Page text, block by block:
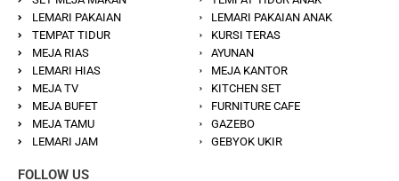
LEMARI PAKAIAN
TEMPAT TIDUR
MEJA RIAS
LEMARI HIAS
MEJA TV
MEJA BUFET
MEJA TAMU
LEMARI JAM
LEMARI PAKAIAN ANAK
KURSI TERAS
AYUNAN
MEJA KANTOR
KITCHEN SET
FURNITURE CAFE
GAZEBO
GEBYOK UKIR
FOLLOW US